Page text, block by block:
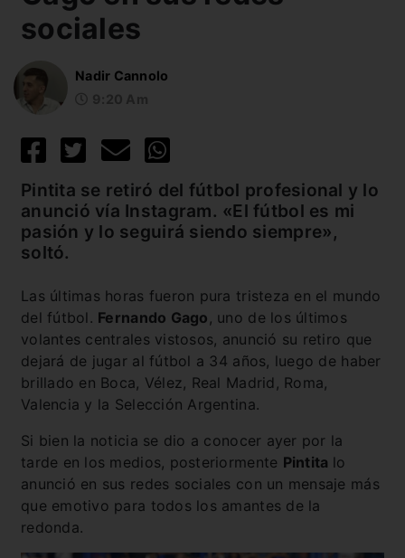
sociales
Nadir Cannolo
Pintita se retiró del fútbol profesional y lo
anunció vía Instagram. «El fútbol es mi
pasión y lo seguirá siendo siempre»,
soltó.
Las últimas horas fueron pura tristeza en el mundo
del fútbol. Fernando Gago , uno de los últimos
volantes centrales vistosos, anunció su retiro que
dejará de jugar al fútbol a 34 años, luego de haber
brillado en Boca, Vélez, Real Madrid, Roma,
Valencia y la Selección Argentina.
Si bien la noticia se dio a conocer ayer por la
tarde en los medios, posteriormente Pintita lo
anunció en sus redes sociales con un mensaje más
que emotivo para todos los amantes de la
redonda.